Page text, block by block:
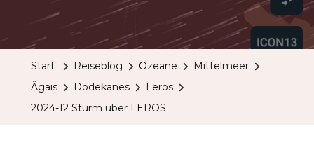
Start Reiseblog Ozeane
Mittelmeer
Ägäis
Dodekanes
Leros
2024-12 Sturm über LEROS